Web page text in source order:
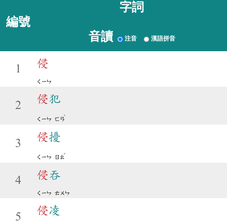
編號
字詞
音讀 注音 漢語拼音
1 侵
ㄑㄧㄣ
2
侵犯
ㄑㄧㄣ ㄈㄢ
ˋ
3
侵擾
ㄑㄧㄣ ㄖㄠ
ˇ
4 侵吞
ㄑㄧㄣ ㄊㄨㄣ
5
侵凌